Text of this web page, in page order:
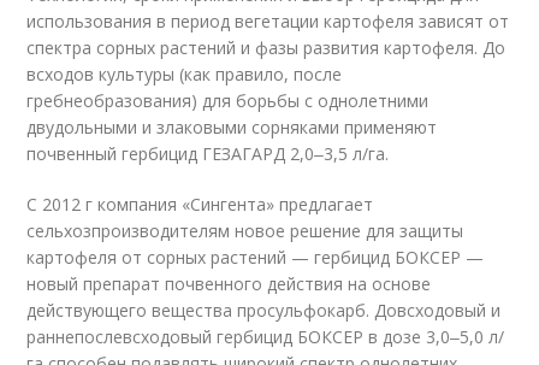
использования в период вегетации картофеля зависят от
спектра сорных растений и фазы развития картофеля. До
всходов культуры (как правило, после
гребнеобразования) для борьбы с однолетними
двудольными и злаковыми сорняками применяют
почвенный гербицид ГЕЗАГАРД 2,0‒3,5 л/га.
C 2012 г компания «Сингента» предлагает
сельхозпроизводителям новое решение для защиты
картофеля от сорных растений — гербицид БОКСЕР —
новый препарат почвенного действия на основе
действующего вещества просульфокарб. Довсходовый и
раннепослевсходовый гербицид БОКСЕР в дозе 3,0‒5,0 л/